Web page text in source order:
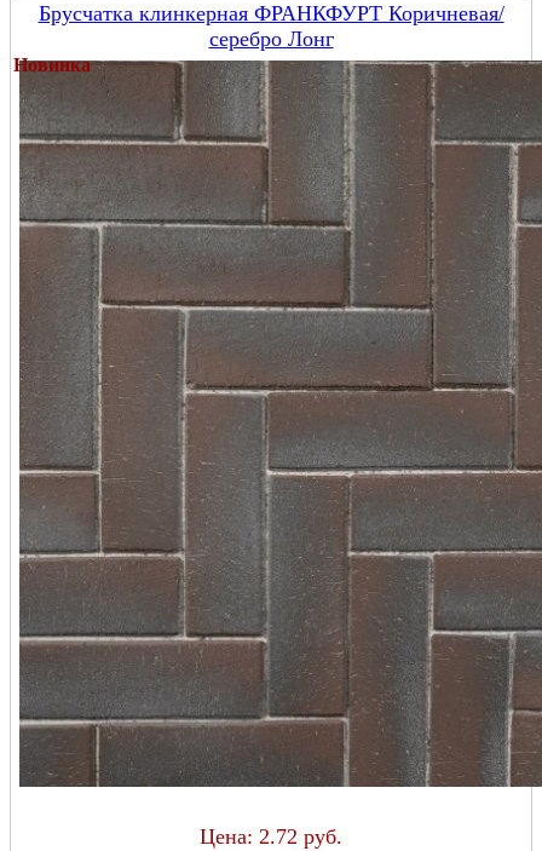
Брусчатка клинкерная ФРАНКФУРТ Коричневая/
серебро Лонг
Новинка
Цена: 2.72 руб.